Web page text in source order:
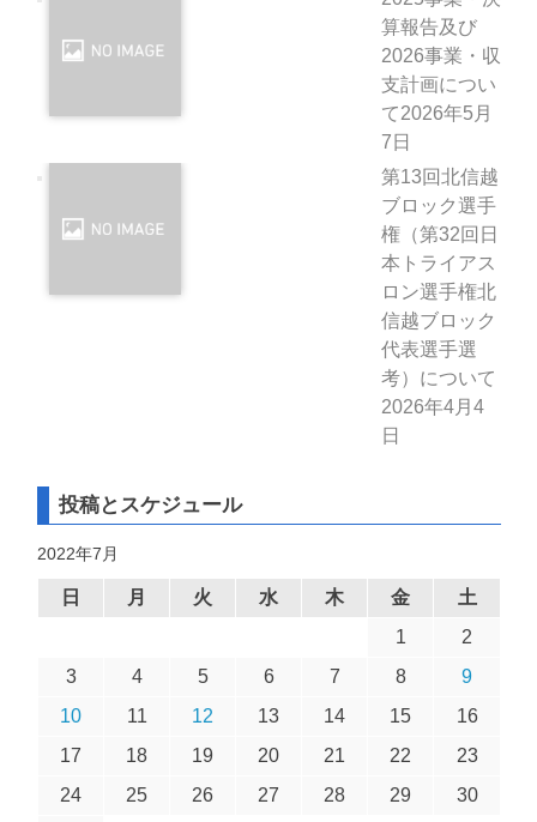
算報告及び
2026事業・収
支計画につい
て2026年5月
7日
第13回北信越
ブロック選手
権（第32回日
本トライアス
ロン選手権北
信越ブロック
代表選手選
考）について
2026年4月4
日
投稿とスケジュール
2022年7月
日 月 火 水 木 金 土
1
2
3
4 5 6 7 8
9
10
11 12 13 14 15
16
17
18 19 20 21 22
23
24
25 26 27 28 29
30